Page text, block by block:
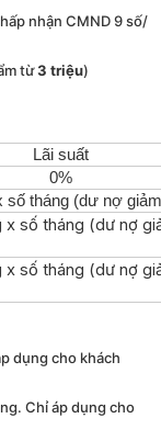
nhận CMND 9 số/
từ3 triệu)
Lãi suất
0%
số tháng (dư nợ
x số tháng (dư nợ
x số tháng (dư nợ
dụng cho khách
Chỉ áp dụng cho